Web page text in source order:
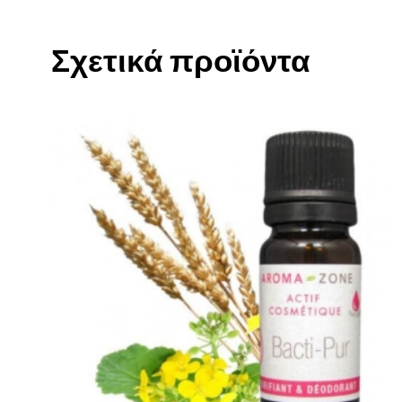
Σχετικά προϊόντα